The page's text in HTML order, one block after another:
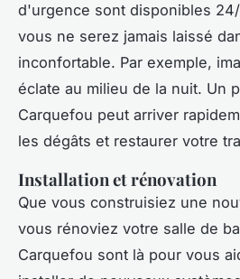
d'urgence sont disponibles
vous ne serez jamais laissé
inconfortable. Par exemple,
éclate au milieu de la nuit. Un
Carquefou peut arriver
les dégâts et restaurer votre
Installation et rénovation
Que vous construisiez une
vous rénoviez votre salle de
Carquefou sont là pour vous